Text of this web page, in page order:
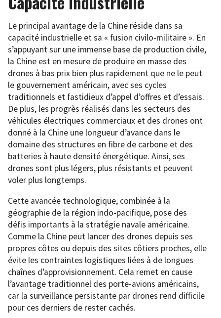
Le principal avantage de la Chine réside dans sa
capacité industrielle et sa « fusion civilo-militaire ». En
s’appuyant sur une immense base de production civile,
la Chine est en mesure de produire en masse des
drones à bas prix bien plus rapidement que ne le peut
le gouvernement américain, avec ses cycles
traditionnels et fastidieux d’appel d’offres et d’essais.
De plus, les progrès réalisés dans les secteurs des
véhicules électriques commerciaux et des drones ont
donné à la Chine une longueur d’avance dans le
domaine des structures en fibre de carbone et des
batteries à haute densité énergétique. Ainsi, ses
drones sont plus légers, plus résistants et peuvent
voler plus longtemps.
Cette avancée technologique, combinée à la
géographie de la région indo-pacifique, pose des
défis importants à la stratégie navale américaine.
Comme la Chine peut lancer des drones depuis ses
propres côtes ou depuis des sites côtiers proches, elle
évite les contraintes logistiques liées à de longues
chaînes d’approvisionnement. Cela remet en cause
l’avantage traditionnel des porte-avions américains,
car la surveillance persistante par drones rend difficile
pour ces derniers de rester cachés.